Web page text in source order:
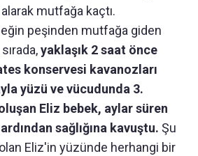
mutfağa kaçtı.
peşinden mutfağa giden
yaklaşık 2 saat önce
konservesi kavanozları
yüzü ve vücudunda 3.
Eliz bebek, aylar süren
sağlığına kavuştu. Şu
Eliz'in yüzünde herhangi bir